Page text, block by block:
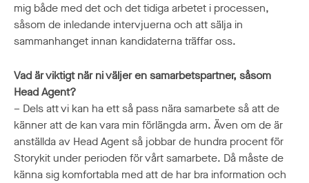
mig både med det och det tidiga arbetet i processen,
såsom de inledande intervjuerna och att sälja in
sammanhanget innan kandidaterna träffar oss.
Vad är viktigt när ni väljer en samarbetspartner, såsom
Head Agent?
– Dels att vi kan ha ett så pass nära samarbete så att de
känner att de kan vara min förlängda arm. Även om de är
anställda av Head Agent så jobbar de hundra procent för
Storykit under perioden för vårt samarbete. Då måste de
känna sig komfortabla med att de har bra information och